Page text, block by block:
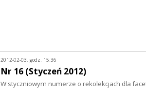
2012-02-03, godz. 15:36
Nr 16 (Styczeń 2012)
W styczniowym numerze o rekolekcjach dla